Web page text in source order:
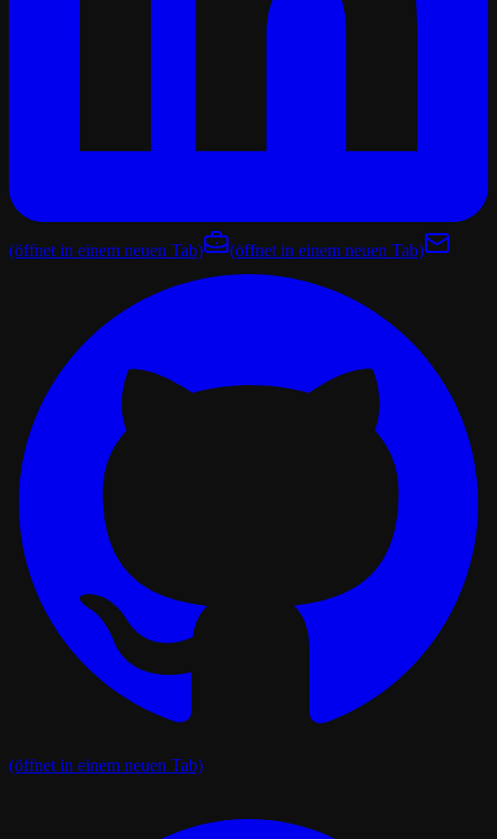
(öffnet in einem neuen Tab) (öffnet in einem neuen Tab)
(öffnet in einem neuen Tab)